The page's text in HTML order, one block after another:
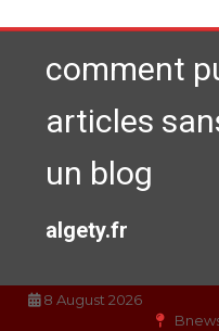
au
contenucomment
articles
un blog
algety.fr
8 August 2026